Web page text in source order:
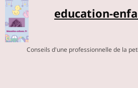
education-
Conseils d'une professionnelle de la